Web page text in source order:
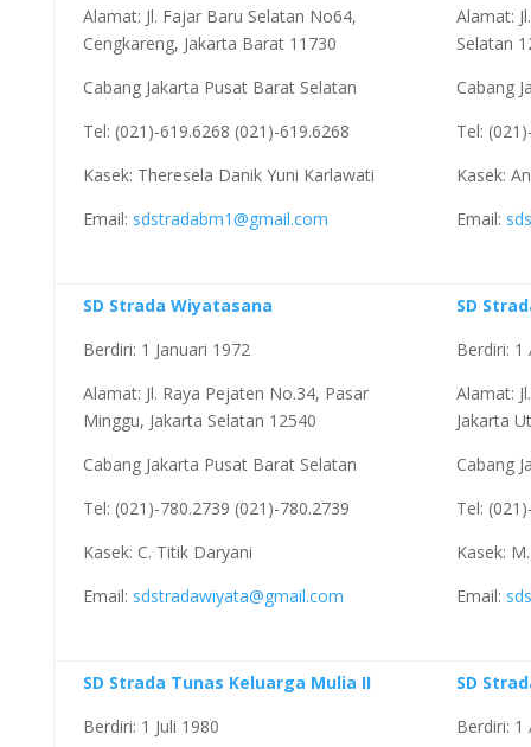
Alamat: Jl. Fajar Baru Selatan No64,
Cengkareng, Jakarta Barat 11730
Cabang Jakarta Pusat Barat Selatan
Tel: (021)-619.6268 (021)-619.6268
Kasek: Theresela Danik Yuni Karlawati
Email: sdstradabm1@gmail.com
Alamat:
Selatan
Cabang
Tel:
Kasek:
Email:
SD Strada Wiyatasana
Berdiri: 1 Januari 1972
Alamat: Jl. Raya Pejaten No.34, Pasar
Minggu, Jakarta Selatan 12540
Cabang Jakarta Pusat Barat Selatan
Tel: (021)-780.2739 (021)-780.2739
Kasek: C. Titik Daryani
Email: sdstradawiyata@gmail.com
SD
Berdiri: 1
Alamat:
Jakarta
Cabang
Tel:
Kasek:
Email:
SD Strada Tunas Keluarga Mulia II
Berdiri: 1 Juli 1980
SD
Berdiri: 1